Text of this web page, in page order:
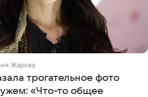
Жарова
трогательное фото
«Что-то общее